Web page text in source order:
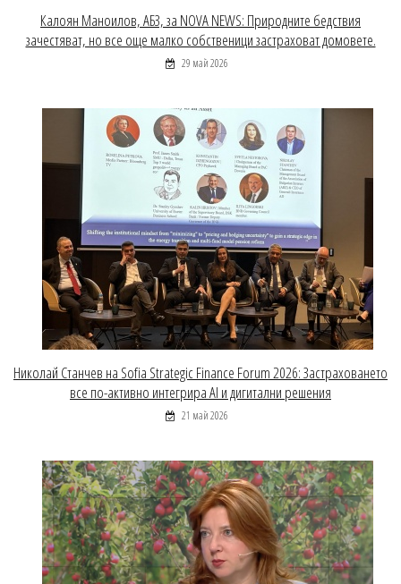
Калоян Маноилов, АБЗ, за NOVA NEWS: Природните бедствия
зачестяват, но все още малко собственици застраховат домовете.
29 май 2026
Николай Станчев на Sofia Strategic Finance Forum 2026: Застраховането
все по-активно интегрира AI и дигитални решения
21 май 2026